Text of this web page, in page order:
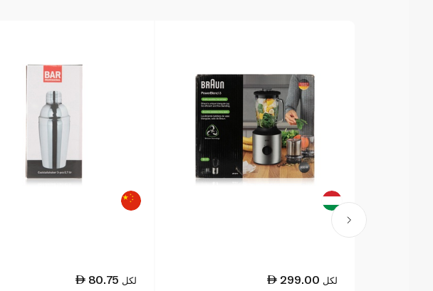
299.00 لكل
80.75 لكل